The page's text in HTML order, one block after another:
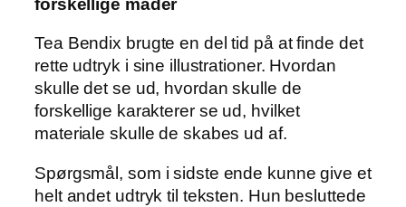
forskellige måder
Tea Bendix brugte en del tid på at finde det
rette udtryk i sine illustrationer. Hvordan
skulle det se ud, hvordan skulle de
forskellige karakterer se ud, hvilket
materiale skulle de skabes ud af.
Spørgsmål, som i sidste ende kunne give et
helt andet udtryk til teksten. Hun besluttede